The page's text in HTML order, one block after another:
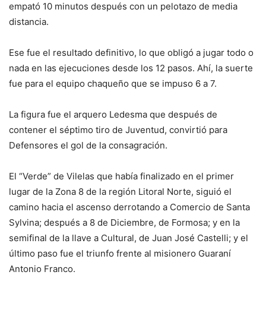
empató 10 minutos después con un pelotazo de media
distancia.
Ese fue el resultado definitivo, lo que obligó a jugar todo o
nada en las ejecuciones desde los 12 pasos. Ahí, la suerte
fue para el equipo chaqueño que se impuso 6 a 7.
La figura fue el arquero Ledesma que después de
contener el séptimo tiro de Juventud, convirtió para
Defensores el gol de la consagración.
El “Verde” de Vilelas que había finalizado en el primer
lugar de la Zona 8 de la región Litoral Norte, siguió el
camino hacia el ascenso derrotando a Comercio de Santa
Sylvina; después a 8 de Diciembre, de Formosa; y en la
semifinal de la llave a Cultural, de Juan José Castelli; y el
último paso fue el triunfo frente al misionero Guaraní
Antonio Franco.